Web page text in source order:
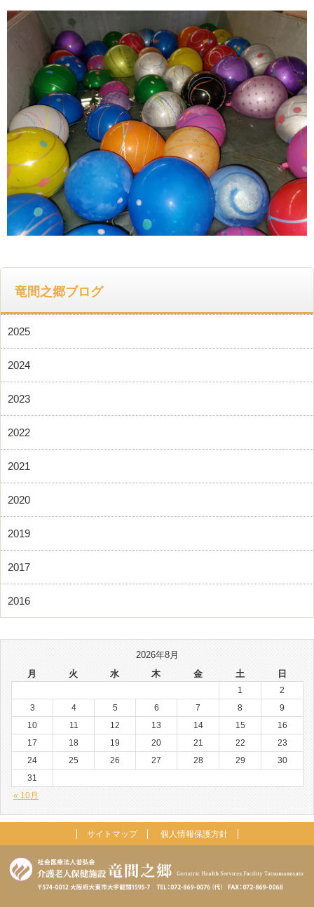
竜間之郷ブログ
2025
2024
2023
2022
2021
2020
2019
2017
2016
2026年8月
月
火 水 木 金 土 日
« 10月
1
2
3
4 5 6 7 8
9
10
11 12 13 14 15
16
17
18 19 20 21 22
23
24
25 26 27 28 29
30
31
サイトマップ 個人情報保護方針